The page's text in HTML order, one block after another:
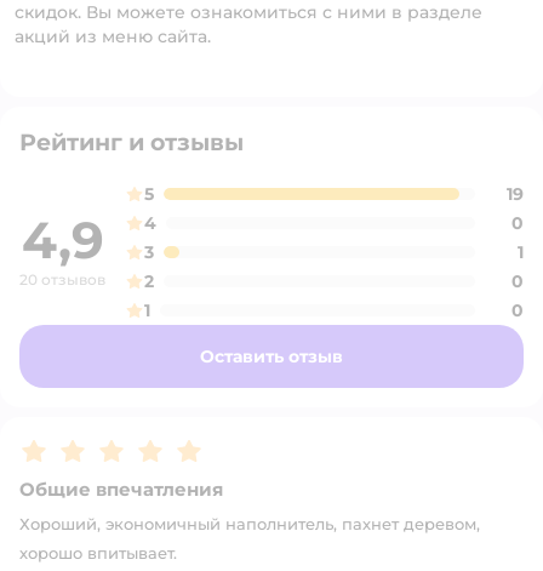
скидок. Вы можете ознакомиться с ними в разделе
акций из меню сайта.
Рейтинг и отзывы
4,9
20 отзывов
5
19
4
0
3
1
2
0
1
0
Оставить отзыв
Рейтинг:5
Общие впечатления
Хороший, экономичный наполнитель, пахнет деревом,
хорошо впитывает.